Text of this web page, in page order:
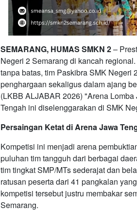
SEMARANG, HUMAS SMKN 2–
Negeri 2 Semarang di kancah
tanpa batas, tim Paskibra SMK
penghargaan sekaligus dalam ajang
(LKBB ALJABAR 2026) "Arena
Tengah ini diselenggarakan di SMK
Persaingan Ketat di Arena Jawa
Kompetisi ini menjadi arena
puluhan tim tangguh dari berbagai
tim tingkat SMP/MTs sederajat dan
ratusan peserta dari 41 pangkalan
kompetisi tersebut justru membakar
Semarang.